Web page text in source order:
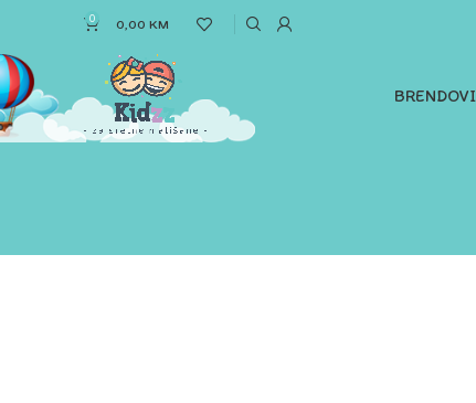
0 0,00 KM
BRENDOVI